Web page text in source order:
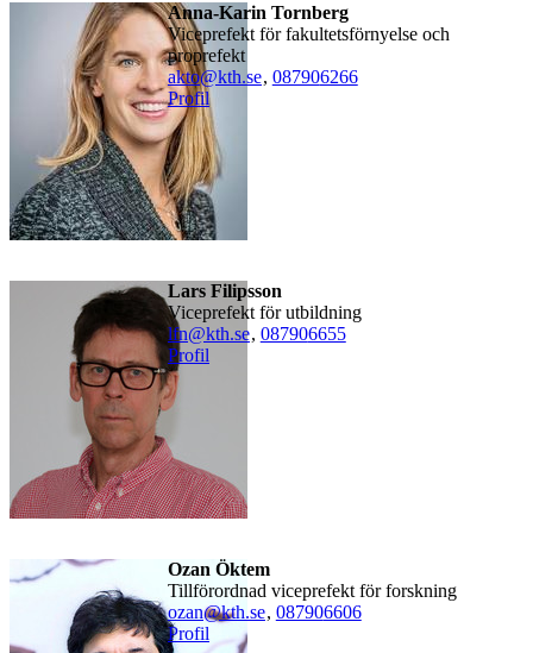
Anna-Karin Tornberg
viceprefekt för fakultetsförnyelse och
proprefekt
akto@kth.se, 087906266
Profil
Lars Filipsson
viceprefekt för utbildning
lfn@kth.se, 087906655
Profil
Ozan Öktem
Tillförordnad viceprefekt för forskning
ozan@kth.se, 087906606
Profil